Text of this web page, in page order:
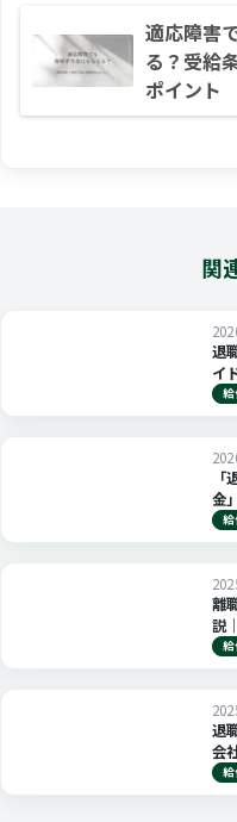
適応障害
る？受給
ポイント
関
退
イ
金
ス
離
説
退
会